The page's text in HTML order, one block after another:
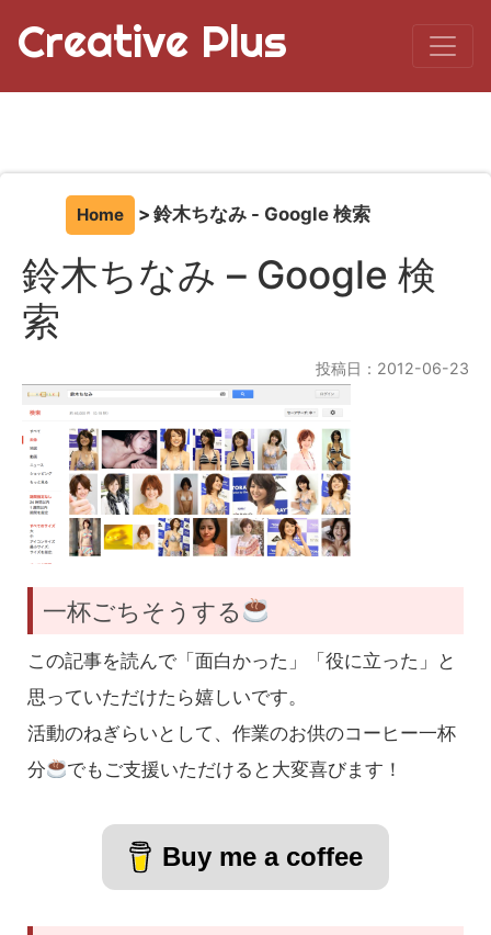
Creative Plus
Home 鈴木ちなみ - Google 検索
鈴木ちなみ – Google 検
索
投稿日：2012-06-23
一杯ごちそうする
この記事を読んで「面白かった」「役に立った」と
思っていただけたら嬉しいです。
活動のねぎらいとして、作業のお供のコーヒー一杯
分
でもご支援いただけると大変喜びます！
Buy me a coffee